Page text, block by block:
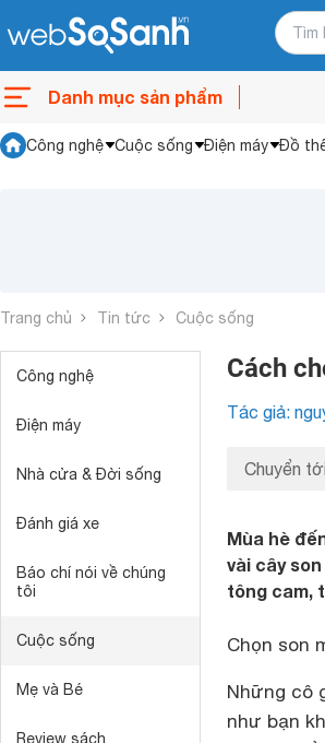
Danh mục sản phẩm
Công nghệ Cuộc sống Điện máy Đồ
Trang chủ Tin tức Cuộc sống
Công nghệ
Điện máy
Nhà cửa & Đời sống
Đánh giá xe
Báo chí nói về chúng
tôi
Cuộc sống
Mẹ và Bé
Review sách
Cách
Tác giả:
Chuyển
Mùa hè
vài cây
tông cam,
Chọn son
Những cô
như bạn